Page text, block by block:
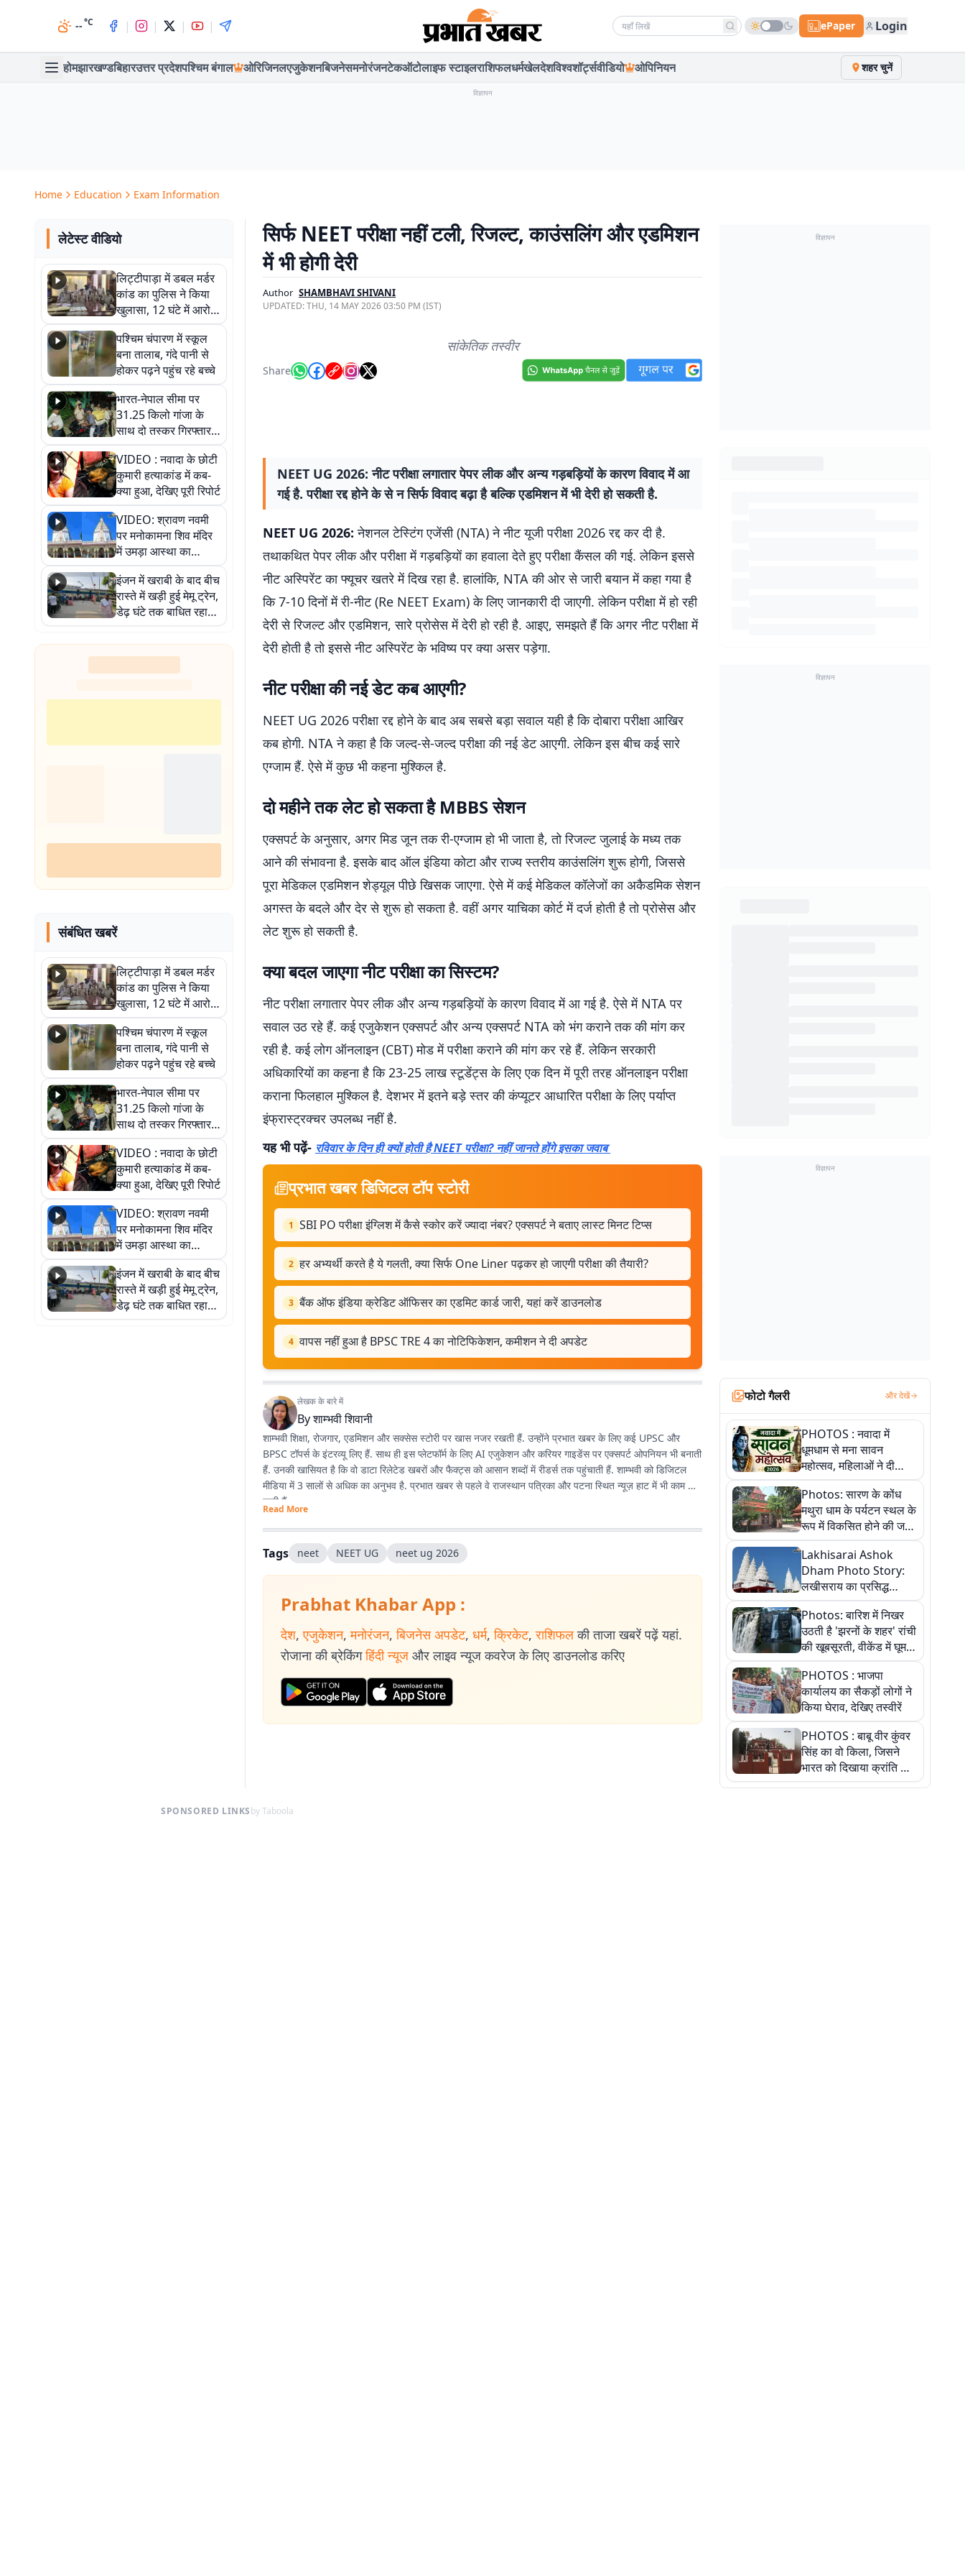
--°C | | | | Search news ePaper Login
होमझारखण्डबिहारउत्तर प्रदेशपश्चिम बंगाल ओरिजिनलएजुकेशनबिजनेसमनोरंजनटेकऑटोलाइफ स्टाइलराशिफलधर्मखेलदेशविश्वशॉर्ट्सवीडियो ओपिनियन शहर चुनें
विज्ञापन
Home Education Exam Information
लेटेस्ट वीडियो
लिट्टीपाड़ा में डबल मर्डर
कांड का पुलिस ने किया
खुलासा, 12 घंटे में आरोपी
गिरफ्तार
पश्चिम चंपारण में स्कूल
बना तालाब, गंदे पानी से
होकर पढ़ने पहुंच रहे बच्चे
भारत-नेपाल सीमा पर
31.25 किलो गांजा के
साथ दो तस्कर गिरफ्तार,
नेपाली नंबर की बाइक
जब्त
VIDEO : नवादा के छोटी
कुमारी हत्याकांड में कब-
क्या हुआ, देखिए पूरी रिपोर्ट
VIDEO: श्रावण नवमी
पर मनोकामना शिव मंदिर
में उमड़ा आस्था का
सैलाब, हर-हर महादेव के
जयघोष से गूंजा परिसर
इंजन में खराबी के बाद बीच
रास्ते में खड़ी हुई मेमू ट्रेन,
डेढ़ घंटे तक बाधित रहा
आवागमन
संबंधित खबरें
लिट्टीपाड़ा में डबल मर्डर
कांड का पुलिस ने किया
खुलासा, 12 घंटे में आरोपी
गिरफ्तार
पश्चिम चंपारण में स्कूल
बना तालाब, गंदे पानी से
होकर पढ़ने पहुंच रहे बच्चे
भारत-नेपाल सीमा पर
31.25 किलो गांजा के
साथ दो तस्कर गिरफ्तार,
नेपाली नंबर की बाइक
जब्त
VIDEO : नवादा के छोटी
कुमारी हत्याकांड में कब-
क्या हुआ, देखिए पूरी रिपोर्ट
VIDEO: श्रावण नवमी
पर मनोकामना शिव मंदिर
में उमड़ा आस्था का
सैलाब, हर-हर महादेव के
जयघोष से गूंजा परिसर
इंजन में खराबी के बाद बीच
रास्ते में खड़ी हुई मेमू ट्रेन,
डेढ़ घंटे तक बाधित रहा
आवागमन
सिर्फ NEET परीक्षा नहीं टली, रिजल्ट, काउंसलिंग और एडमिशन
में भी होगी देरी
Author SHAMBHAVI SHIVANI
UPDATED:THU, 14 MAY 2026 03:50 PM (IST)
सांकेतिक तस्वीर
Share
NEET UG 2026: नीट परीक्षा लगातार पेपर लीक और अन्य गड़बड़ियों के कारण विवाद में आ
गई है. परीक्षा रद्द होने के से न सिर्फ विवाद बढ़ा है बल्कि एडमिशन में भी देरी हो सकती है.
NEET UG 2026: नेशनल टेस्टिंग एजेंसी (NTA) ने नीट यूजी परीक्षा 2026 रद्द कर दी है.
तथाकथित पेपर लीक और परीक्षा में गड़बड़ियों का हवाला देते हुए परीक्षा कैंसल की गई. लेकिन इससे
नीट अस्पिरेंट का फ्यूचर खतरे में दिख रहा है. हालांकि, NTA की ओर से जारी बयान में कहा गया है
कि 7-10 दिनों में री-नीट (Re NEET Exam) के लिए जानकारी दी जाएगी. लेकिन परीक्षा में हो रही
देरी से रिजल्ट और एडमिशन, सारे प्रोसेस में देरी हो रही है. आइए, समझते हैं कि अगर नीट परीक्षा में
देरी होती है तो इससे नीट अस्पिरेंट के भविष्य पर क्या असर पड़ेगा.
नीट परीक्षा की नई डेट कब आएगी?
NEET UG 2026 परीक्षा रद्द होने के बाद अब सबसे बड़ा सवाल यही है कि दोबारा परीक्षा आखिर
कब होगी. NTA ने कहा है कि जल्द-से-जल्द परीक्षा की नई डेट आएगी. लेकिन इस बीच कई सारे
एग्जाम हैं. ऐसे में कुछ भी कहना मुश्किल है.
दो महीने तक लेट हो सकता है MBBS सेशन
एक्सपर्ट के अनुसार, अगर मिड जून तक री-एग्जाम हो भी जाता है, तो रिजल्ट जुलाई के मध्य तक
आने की संभावना है. इसके बाद ऑल इंडिया कोटा और राज्य स्तरीय काउंसलिंग शुरू होगी, जिससे
पूरा मेडिकल एडमिशन शेड्यूल पीछे खिसक जाएगा. ऐसे में कई मेडिकल कॉलेजों का अकैडमिक सेशन
अगस्त के बदले और देर से शुरू हो सकता है. वहीं अगर याचिका कोर्ट में दर्ज होती है तो प्रोसेस और
लेट शुरू हो सकती है.
क्या बदल जाएगा नीट परीक्षा का सिस्टम?
नीट परीक्षा लगातार पेपर लीक और अन्य गड़बड़ियों के कारण विवाद में आ गई है. ऐसे में NTA पर
सवाल उठ रहे हैं. कई एजुकेशन एक्सपर्ट और अन्य एक्सपर्ट NTA को भंग कराने तक की मांग कर
रही है. कई लोग ऑनलाइन (CBT) मोड में परीक्षा कराने की मांग कर रहे हैं. लेकिन सरकारी
अधिकारियों का कहना है कि 23-25 लाख स्टूडेंट्स के लिए एक दिन में पूरी तरह ऑनलाइन परीक्षा
कराना फिलहाल मुश्किल है. देशभर में इतने बड़े स्तर की कंप्यूटर आधारित परीक्षा के लिए पर्याप्त
इंफ्रास्ट्रक्चर उपलब्ध नहीं है.
यह भी पढ़ें- रविवार के दिन ही क्यों होती है NEET परीक्षा? नहीं जानते होंगे इसका जवाब
प्रभात खबर डिजिटल टॉप स्टोरी
1 SBI PO परीक्षा इंग्लिश में कैसे स्कोर करें ज्यादा नंबर? एक्सपर्ट ने बताए लास्ट मिनट टिप्स
2 हर अभ्यर्थी करते है ये गलती, क्या सिर्फ One Liner पढ़कर हो जाएगी परीक्षा की तैयारी?
3 बैंक ऑफ इंडिया क्रेडिट ऑफिसर का एडमिट कार्ड जारी, यहां करें डाउनलोड
4 वापस नहीं हुआ है BPSC TRE 4 का नोटिफिकेशन, कमीशन ने दी अपडेट
लेखक के बारे में
Byशाम्भवी शिवानी
शाम्भवी शिक्षा, रोजगार, एडमिशन और सक्सेस स्टोरी पर खास नजर रखती हैं. उन्होंने प्रभात खबर के लिए कई UPSC और
BPSC टॉपर्स के इंटरव्यू लिए हैं. साथ ही इस प्लेटफॉर्म के लिए AI एजुकेशन और करियर गाइडेंस पर एक्सपर्ट ओपनियन भी बनाती
हैं. उनकी खासियत है कि वो डाटा रिलेटेड खबरों और फैक्ट्स को आसान शब्दों में रीडर्स तक पहुंचाती हैं. शाम्भवी को डिजिटल
मीडिया में 3 सालों से अधिक का अनुभव है. प्रभात खबर से पहले वे राजस्थान पत्रिका और पटना स्थित न्यूज़ हाट में भी काम कर
चुकी हैं.
Read More
Tags neet NEET UG neet ug 2026
Prabhat Khabar App :
देश, एजुकेशन, मनोरंजन, बिजनेस अपडेट, धर्म, क्रिकेट, राशिफल की ताजा खबरें पढ़ें यहां.
रोजाना की ब्रेकिंग हिंदी न्यूज और लाइव न्यूज कवरेज के लिए डाउनलोड करिए
विज्ञापन
विज्ञापन
विज्ञापन
फोटो गैलरी और देखें
PHOTOS : नवादा में
धूमधाम से मना सावन
महोत्सव, महिलाओं ने दी
सांस्कृतिक प्रस्तुतियां
Photos: सारण के कोंध
मथुरा धाम के पर्यटन स्थल के
रूप में विकसित होने की जगी
आस, 9 तस्वीरों में देखें पूरी
कहानी
Lakhisarai Ashok
Dham Photo Story:
लखीसराय का प्रसिद्ध
अशोक धाम—आस्था,
श्रृंगार, अनुष्ठान और
अलौकिक संध्या आरती के
विहंगम दृश्य
Photos: बारिश में निखर
उठती है 'झरनों के शहर' रांची
की खूबसूरती, वीकेंड में घूम
आएं ये 5 वादियां
PHOTOS : भाजपा
कार्यालय का सैकड़ों लोगों ने
किया घेराव, देखिए तस्वीरें
PHOTOS : बाबू वीर कुंवर
सिंह का वो किला, जिसने
भारत को दिखाया क्रांति का
रास्ता: तस्वीरों में देखिए
SPONSORED LINKSby Taboola